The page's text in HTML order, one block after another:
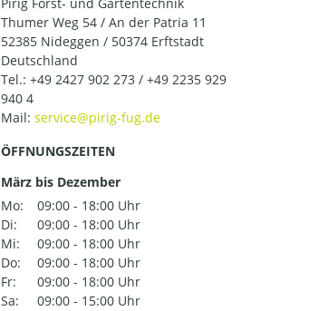
Thumer Weg 54 / An der Patria 11
52385 Nideggen / 50374 Erftstadt
Deutschland
Tel.: +49 2427 902 273 / +49 2235 929
940 4
Mail:
ÖFFNUNGSZEITEN
März bis Dezember
Mo:
09:00 - 18:00 Uhr
Di:
09:00 - 18:00 Uhr
Mi:
09:00 - 18:00 Uhr
Do:
09:00 - 18:00 Uhr
Fr:
09:00 - 18:00 Uhr
Sa:
09:00 - 15:00 Uhr